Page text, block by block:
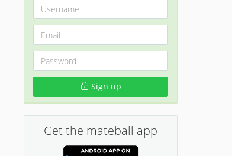
Sign up
Get the mateball app